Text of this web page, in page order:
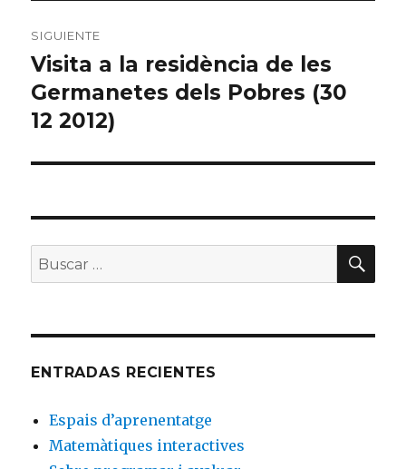
SIGUIENTE
Entrada
siguiente:
Visita a la residència de les
Germanetes dels Pobres (30
12 2012)
Buscar
por:
ENTRADAS RECIENTES
Espais d’aprenentatge
Matemàtiques interactives